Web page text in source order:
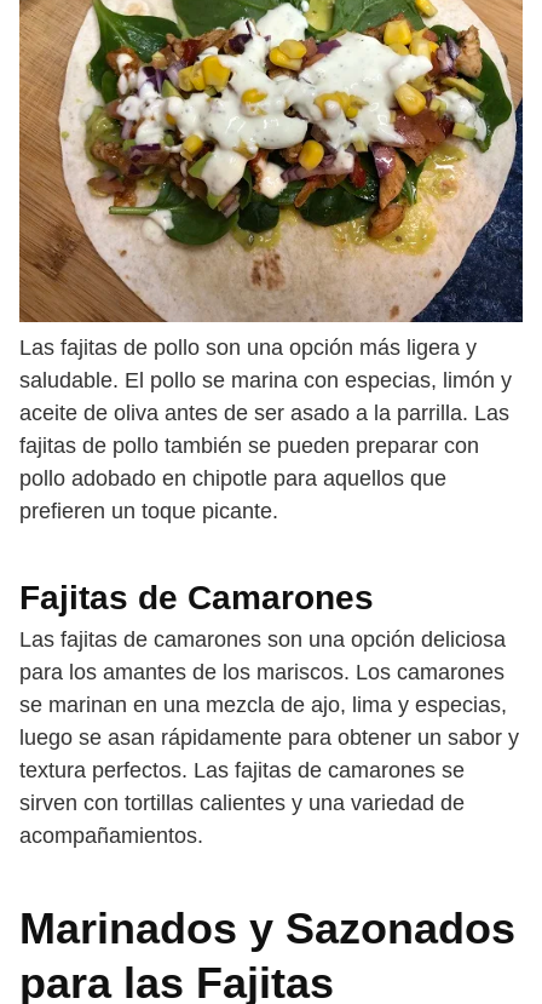
Las fajitas de pollo son una opción más ligera y
saludable. El pollo se marina con especias, limón y
aceite de oliva antes de ser asado a la parrilla. Las
fajitas de pollo también se pueden preparar con
pollo adobado en chipotle para aquellos que
prefieren un toque picante.
Fajitas de Camarones
Las fajitas de camarones son una opción deliciosa
para los amantes de los mariscos. Los camarones
se marinan en una mezcla de ajo, lima y especias,
luego se asan rápidamente para obtener un sabor y
textura perfectos. Las fajitas de camarones se
sirven con tortillas calientes y una variedad de
acompañamientos.
Marinados y Sazonados
para las Fajitas